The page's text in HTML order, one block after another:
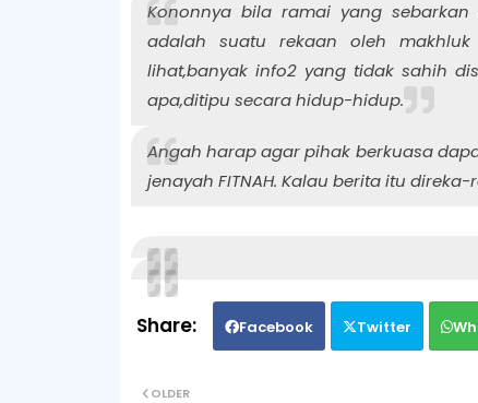
Kononnya bila ramai yang
adalah suatu rekaan oleh
lihat,banyak info2 yang tidak sahih
apa,ditipu secara hidup-hidup.
Angah harap agar pihak berkuasa
jenayah FITNAH. Kalau berita itu
Facebook Twitter
OLDER